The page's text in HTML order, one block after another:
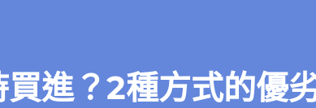
進？2種方式的優